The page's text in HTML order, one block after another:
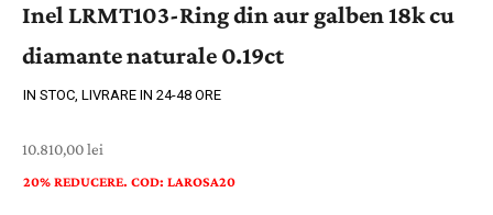
Inel LRMT103-Ring din aur galben 18k cu
diamante naturale 0.19ct
IN STOC, LIVRARE IN 24-48 ORE
Preț cu reducere
10.810,00 lei
20% REDUCERE. COD: LAROSA20